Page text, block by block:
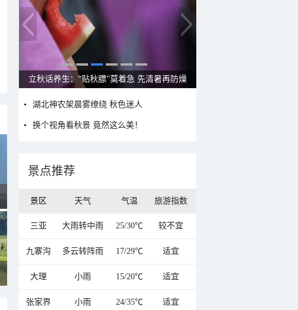
雨后峨眉沟壑尽显 金顶显真容
湖北神农架晨雾缭绕 秋色迷人
换个视角看秋景 竟然这么美！
景点推荐
景区 天气 气温 旅游指数
三亚 大雨转中雨 25/30℃ 较不宜
九寨沟 多云转阵雨 17/29℃ 适宜
大理 小雨 15/20℃ 适宜
张家界 小雨 24/35℃ 适宜